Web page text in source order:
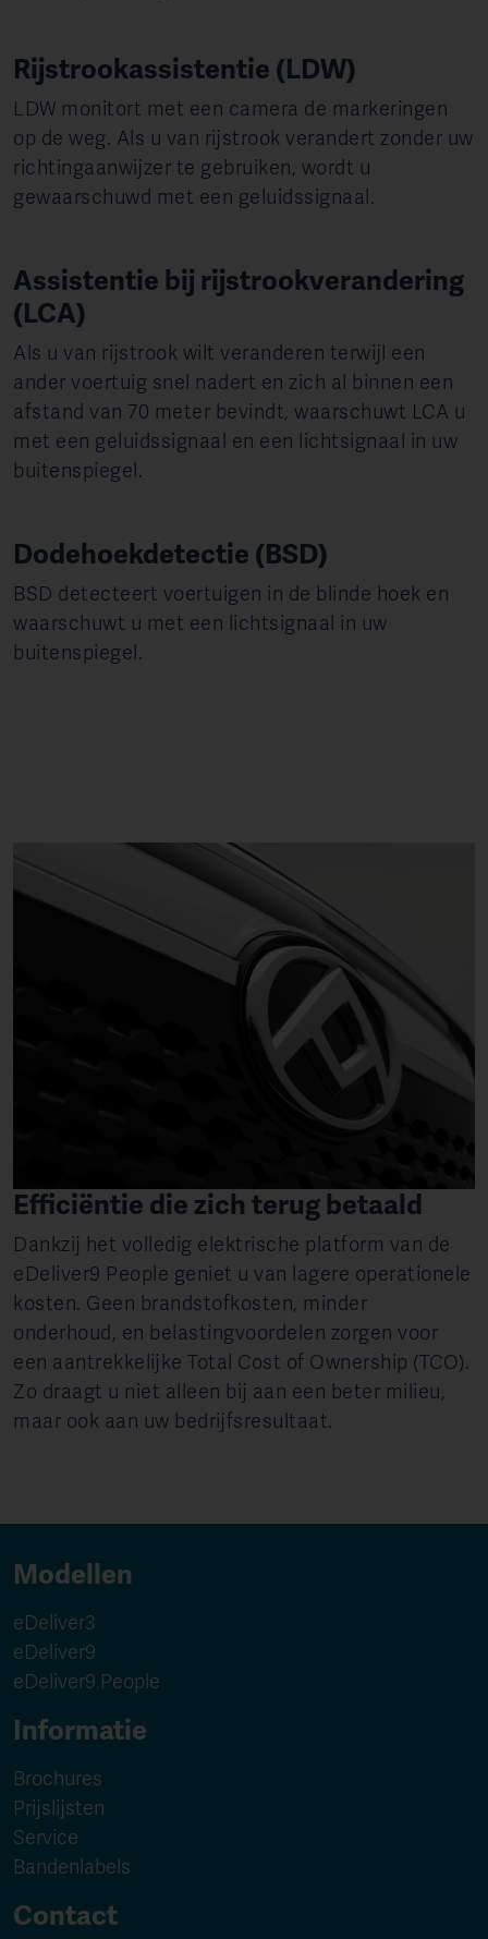
Rijstrook­assistentie (LDW)
LDW monitort met een camera de markeringen
op de weg. Als u van rijstrook verandert zonder uw
richtingaanwijzer te gebruiken, wordt u
gewaarschuwd met een geluidssignaal.
Assistentie bij rijstrookverandering
(LCA)
Als u van rijstrook wilt veranderen terwijl een
ander voertuig snel nadert en zich al binnen een
afstand van 70 meter bevindt, waarschuwt LCA u
met een geluidssignaal en een lichtsignaal in uw
buitenspiegel.
Dodehoekdetectie (BSD)
BSD detecteert voertuigen in de blinde hoek en
waarschuwt u met een lichtsignaal in uw
buitenspiegel.
Efficiëntie die zich terug betaald
Dankzij het volledig elektrische platform van de
eDeliver9 People geniet u van lagere operationele
kosten. Geen brandstofkosten, minder
onderhoud, en belastingvoordelen zorgen voor
een aantrekkelijke Total Cost of Ownership (TCO).
Zo draagt u niet alleen bij aan een beter milieu,
maar ook aan uw bedrijfsresultaat.
Modellen
eDeliver3
eDeliver9
eDeliver9 People
Informatie
Brochures
Prijslijsten
Service
Bandenlabels
Contact